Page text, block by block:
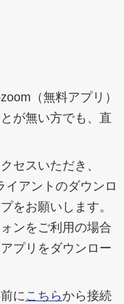
（無料アプリ）
が無い方でも、直
セスいただき、
イアントのダウンロ
をお願いします。
ンをご利用の場合
プリをダウンロー
にこちら から接続